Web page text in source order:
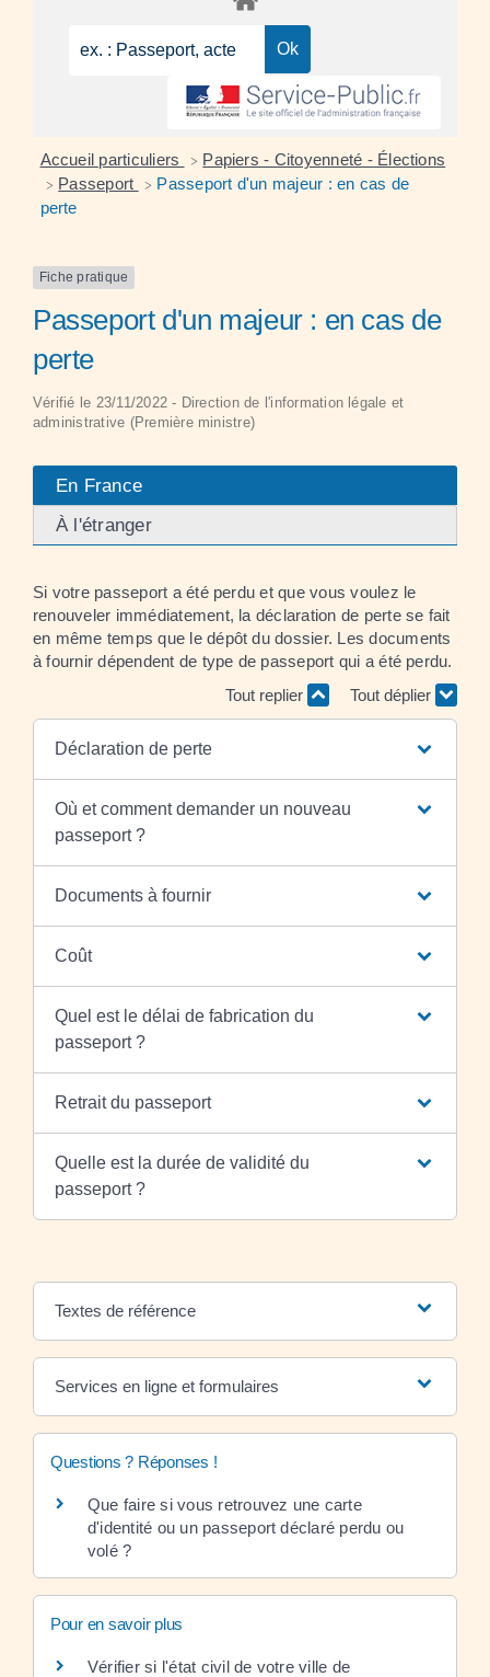
Accueil particuliers > Papiers - Citoyenneté - Élections
> Passeport > Passeport d'un majeur : en cas de
perte
Fiche pratique
Passeport d'un majeur : en cas de
perte
Vérifié le 23/11/2022 - Direction de l'information légale et
administrative (Première ministre)
En France
À l'étranger
Si votre passeport a été perdu et que vous voulez le
renouveler immédiatement, la déclaration de perte se fait
en même temps que le dépôt du dossier. Les documents
à fournir dépendent de type de passeport qui a été perdu.
Tout replier
Tout déplier
Déclaration de perte
Où et comment demander un nouveau
passeport ?
Documents à fournir
Coût
Quel est le délai de fabrication du
passeport ?
Retrait du passeport
Quelle est la durée de validité du
passeport ?
Textes de référence
Services en ligne et formulaires
Questions ? Réponses !
Que faire si vous retrouvez une carte
d'identité ou un passeport déclaré perdu ou
volé ?
Pour en savoir plus
Vérifier si l'état civil de votre ville de